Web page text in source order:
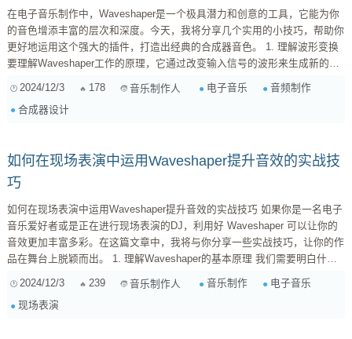
在电子音乐制作中，Waveshaper是一个极具潜力和创意的工具，它能为你
的音色增添丰富的层次和深度。今天，我将分享几个实用的小技巧，帮助你
更好地运用这个强大的插件，打造出经典的合成器音色。 1. 理解波形变换
要理解Waveshaper工作的原理，它通过改变输入信号的波形来生成新的声
波。在设置之初，可以从简单的正弦波开始，这样有助于观察变化带来的影
响。当你逐渐熟悉后，可以尝试更多复杂波形，如三角波或锯齿波，以获得
不同风格的效果。 2. 调整曲线以塑造声音字符 在大多数Waveshaper中，
2024/12/3 178 音乐制作人 电子音乐
音频制作
合成器设计
如何在现场表演中运用Waveshaper提升音效的实战技
巧
如何在现场表演中运用Waveshaper提升音效的实战技巧 如果你是一名电子
音乐爱好者或是正在进行现场表演的DJ，利用好 Waveshaper 可以让你的
音效更加丰富多彩。在这篇文章中，我将与你分享一些实战技巧，让你的作
品在舞台上脱颖而出。 1. 理解Waveshaper的基本原理 我们需要明白什么
是 Waveshaping 。简单来说，它是一种通过改变波形来增加信号谐波成分
的方法。这意味着，当你把一个简单波形（例如正弦波）经过处理后，可以
得到更加复杂、富有表现力的声音。这对于那...
2024/12/3 239 音乐制作人 音乐制作
电子音乐
现场表演